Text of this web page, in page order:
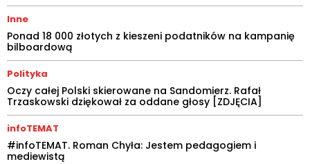
Inne
Ponad 18 000 złotych z kieszeni podatników na kampanię
bilboardową
Polityka
Oczy całej Polski skierowane na Sandomierz. Rafał
Trzaskowski dziękował za oddane głosy [ZDJĘCIA]
infoTEMAT
#infoTEMAT. Roman Chyła: Jestem pedagogiem i
mediewistą